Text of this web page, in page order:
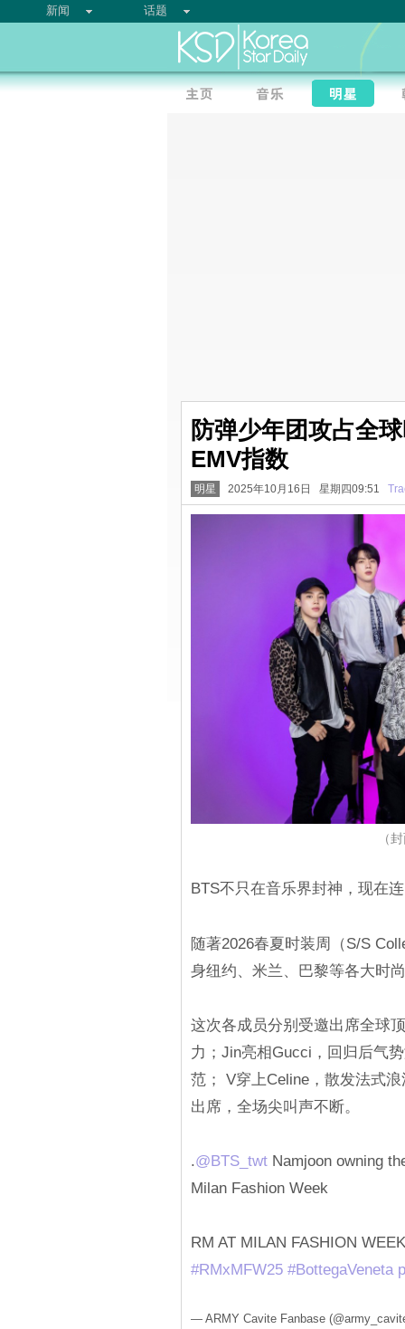
新闻 话题
防弹少年团攻占全
EMV指数
明星 2025年10月16日 星期四09:51
（
BTS不只在音乐界封神，现在
随著2026春夏时装周（S/S
身纽约、米兰、巴黎等各大时
这次各成员分别受邀出席全球
力；Jin亮相Gucci，回归后气
范； V穿上Celine，散发法式
出席，全场尖叫声不断。
.@BTS_twtNamjoon owning
Milan Fashion Week
RM AT MILAN FASHION
#RMxMFW25 #BottegaVeneta
— ARMY Cavite Fanbase